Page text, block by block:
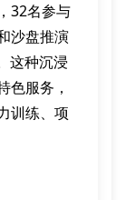
32名参与
沙盘推演
这种沉浸
色服务，
训练、项